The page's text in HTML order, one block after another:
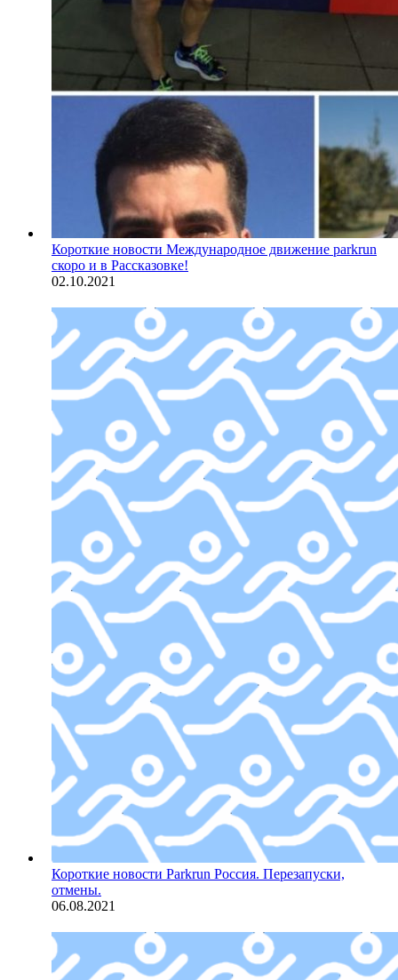
Короткие новости Международное движение parkrun
скоро и в Рассказовке!
02.10.2021
Короткие новости Parkrun Россия. Перезапуски,
отмены.
06.08.2021